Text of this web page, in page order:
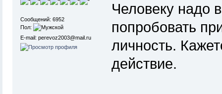
Сообщений: 6952
Пол:
E-mail: perevoz2003@mail.ru
Человеку надо
попробовать
личность.
действие.